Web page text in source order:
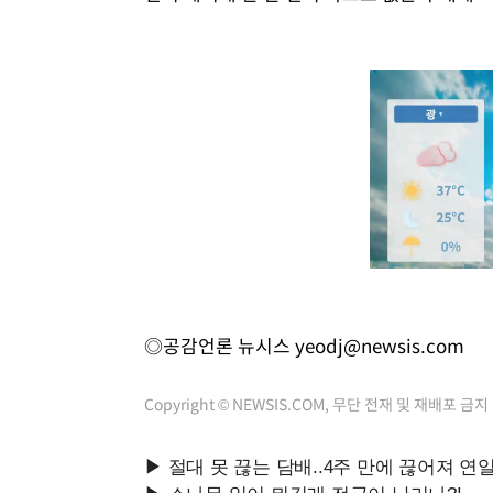
◎공감언론 뉴시스 yeodj@newsis.com
Copyright © NEWSIS.COM, 무단 전재 및 재배포 금지